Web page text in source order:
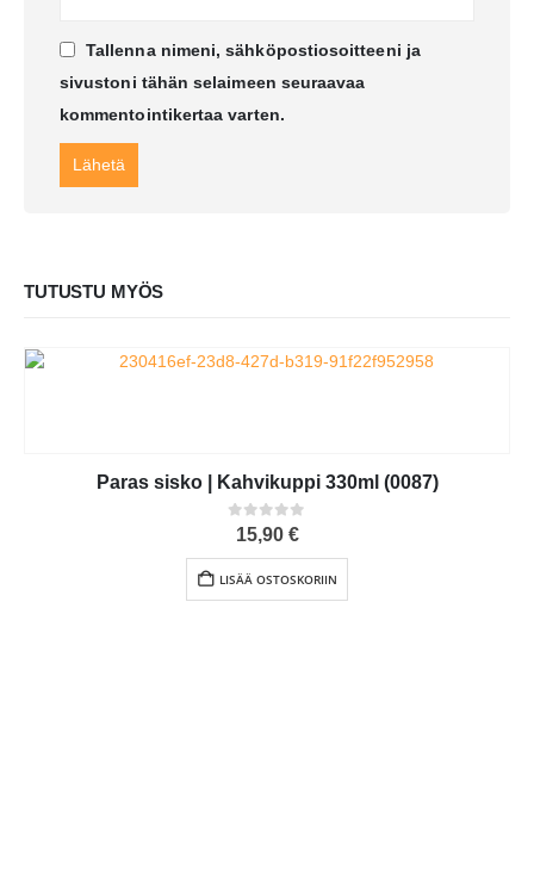
Tallenna nimeni, sähköpostiosoitteeni ja
sivustoni tähän selaimeen seuraavaa
kommentointikertaa varten.
TUTUSTU MYÖS
Paras sisko | Kahvikuppi 330ml (0087)
out of 5
15,90 €
LISÄÄ OSTOSKORIIN